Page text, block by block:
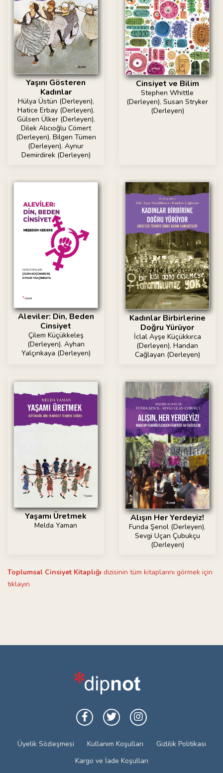
Yaşını Gösteren
Kadınlar
Hülya Üstün (Derleyen),
Hatice Erbay (Derleyen),
Gülsen Ülker (Derleyen),
Dilek Alıcıoğlu Cömert
(Derleyen), Bilgen Tümen
(Derleyen), Aynur
Demirdirek (Derleyen)
Cinsiyet ve Bilim
Stephen Whittle
(Derleyen), Susan Stryker
(Derleyen)
Aleviler: Din, Beden
Cinsiyet
Çilem Küçükkeleş
(Derleyen), Ayhan
Yalçınkaya (Derleyen)
Kadınlar Birbirlerine
Doğru Yürüyor
İclal Ayşe Küçükkırca
(Derleyen), Handan
Cağlayan (Derleyen)
Yaşamı Üretmek
Melda Yaman
Alışın Her Yerdeyiz!
Funda Şenol (Derleyen),
Sevgi Uçan Çubukçu
(Derleyen)
Toplumsal Cinsiyet Kitaplığı dizisinin tüm kitaplarını görmek için
tıklayın
Üyelik Sözleşmesi Kullanım Koşulları
Gizlilik Politikası
Kargo ve İade Koşulları